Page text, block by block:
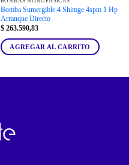
Bomba Sumergible 4 Shimge 4spm 1 Hp
Arranque Directo
$263.590,83
AGREGAR AL CARRITO